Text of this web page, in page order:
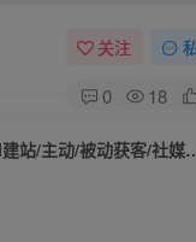
关注
0 18
2025外贸AI特训营开课：涵盖品牌